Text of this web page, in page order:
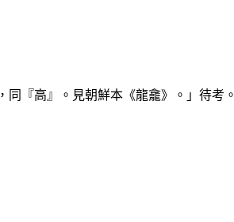
，同『高』。見朝鮮本《龍龕》。」待考。